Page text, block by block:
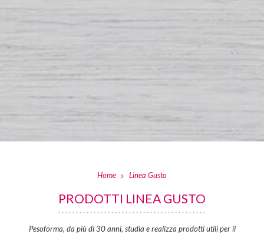
Home Linea Gusto
PRODOTTI LINEA GUSTO
Pesoforma, da più di 30 anni, studia e realizza prodotti utili per il